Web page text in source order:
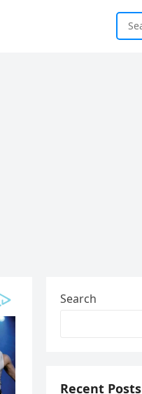
Search
Recent Posts